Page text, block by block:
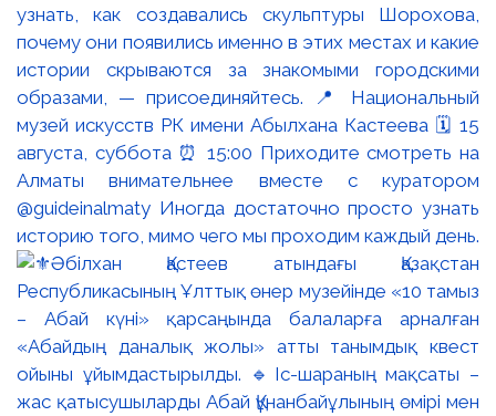
узнать, как создавались скульптуры Шорохова,
почему они появились именно в этих местах и какие
истории скрываются за знакомыми городскими
образами, — присоединяйтесь. 📍 Национальный
музей искусств РК имени Абылхана Кастеева 🗓 15
августа, суббота ⏰ 15:00 Приходите смотреть на
Алматы внимательнее вместе с куратором
@guideinalmaty Иногда достаточно просто узнать
историю того, мимо чего мы проходим каждый день.